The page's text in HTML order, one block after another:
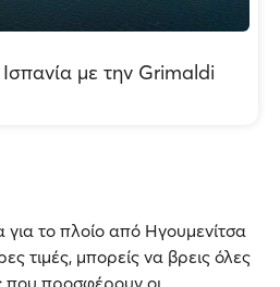
με την Grimaldi
για το πλοίο από Ηγουμενίτσα
τιμές, μπορείς να βρεις όλες
που προσφέρουν οι